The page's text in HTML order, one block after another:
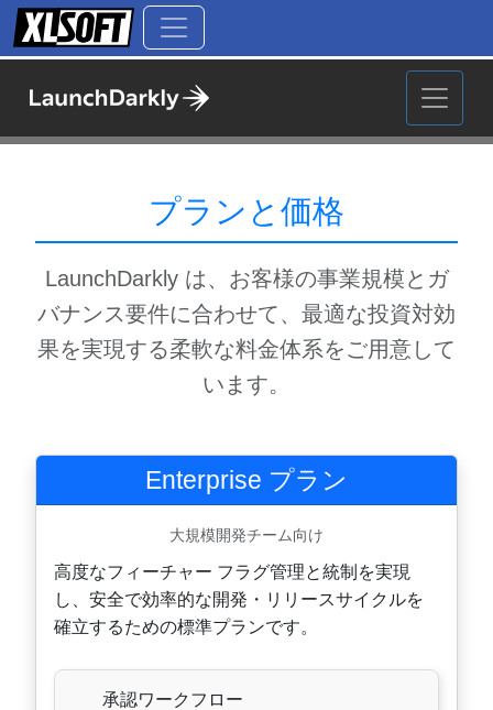
プランと価格
LaunchDarkly は、お客様の事業規模とガ
バナンス要件に合わせて、 最適な投資対効
果を実現する柔軟な料金体系をご用意して
います。
Enterprise プラン
大規模開発チーム向け
高度なフィーチャー フラグ管理と統制を実現
し、安全で効率的な開発・リリースサイクルを
確立するための標準プランです。
承認ワークフロー